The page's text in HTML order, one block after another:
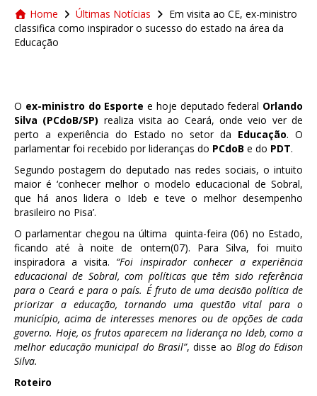
Home Últimas Notícias
Em visita ao CE, ex-ministro
classifica como inspirador o sucesso do estado na área da
Educação
O ex-ministro do Esporte e hoje deputado federal Orlando
Silva (PCdoB/SP) realiza visita ao Ceará, onde veio ver de
perto a experiência do Estado no setor da Educação. O
parlamentar foi recebido por lideranças do PCdoB e do PDT.
Segundo postagem do deputado nas redes sociais, o intuito
maior é ‘conhecer melhor o modelo educacional de Sobral,
que há anos lidera o Ideb e teve o melhor desempenho
brasileiro no Pisa’.
O parlamentar chegou na última quinta-feira (06) no Estado,
ficando até à noite de ontem(07). Para Silva, foi muito
inspiradora a visita. “Foi inspirador conhecer a experiência
educacional de Sobral, com políticas que têm sido referência
para o Ceará e para o país. É fruto de uma decisão política de
priorizar a educação, tornando uma questão vital para o
município, acima de interesses menores ou de opções de cada
governo. Hoje, os frutos aparecem na liderança no Ideb, como a
melhor educação municipal do Brasil”, disse ao Blog do Edison
Silva.
Roteiro